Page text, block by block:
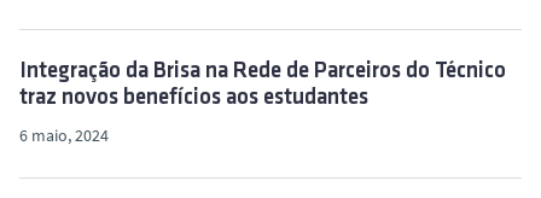
Integração da Brisa na Rede de Parceiros do Técnico
traz novos benefícios aos estudantes
6 maio, 2024